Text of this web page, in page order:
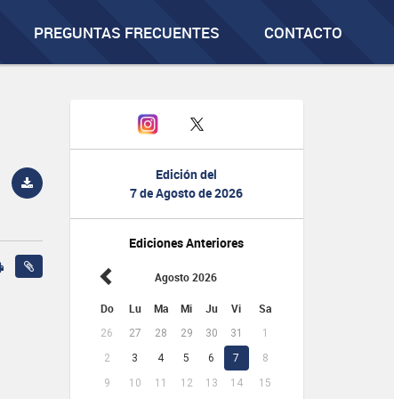
PREGUNTAS FRECUENTES CONTACTO
Edición del
7 de Agosto de 2026
Ediciones Anteriores
Agosto 2026
Do Lu Ma Mi Ju Vi Sa
26 27 28 29 30 31
1
2
3 4 5 6 7
8
9
10 11 12 13 14
15